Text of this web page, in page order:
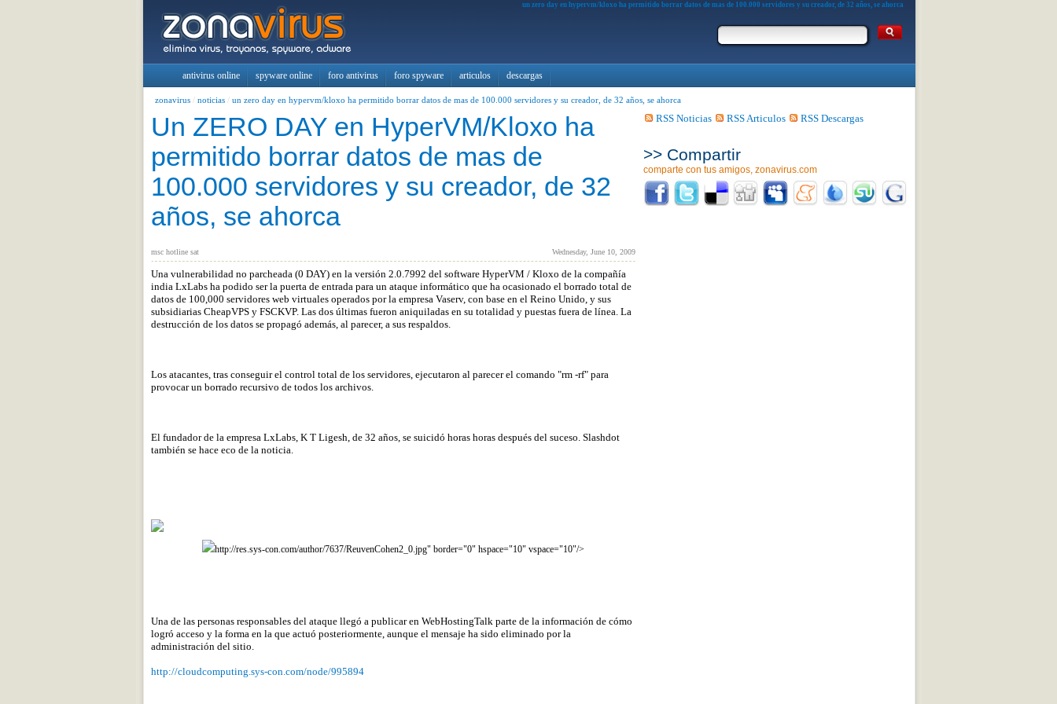
un zero day en hypervm/kloxo ha permitido borrar datos de mas de 100.000 servidores y su creador, de 32 años, se ahorca
antivirus online spyware online foro antivirus foro spyware articulos descargas
zonavirus/ noticias/ un zero day en hypervm/kloxo ha permitido borrar datos de mas de 100.000 servidores y su creador, de 32 años, se ahorca
Un ZERO DAY en HyperVM/Kloxo ha
permitido borrar datos de mas de
100.000 servidores y su creador, de 32
años, se ahorca
msc hotline sat Wednesday, June 10, 2009
Una vulnerabilidad no parcheada (0 DAY) en la versión 2.0.7992 del software HyperVM / Kloxo de la compañía
india LxLabs ha podido ser la puerta de entrada para un ataque informático que ha ocasionado el borrado total de
datos de 100,000 servidores web virtuales operados por la empresa Vaserv, con base en el Reino Unido, y sus
subsidiarias CheapVPS y FSCKVP. Las dos últimas fueron aniquiladas en su totalidad y puestas fuera de línea. La
destrucción de los datos se propagó además, al parecer, a sus respaldos.
Los atacantes, tras conseguir el control total de los servidores, ejecutaron al parecer el comando "rm -rf" para
provocar un borrado recursivo de todos los archivos.
El fundador de la empresa LxLabs, K T Ligesh, de 32 años, se suicidó horas horas después del suceso. Slashdot
también se hace eco de la noticia.
http://res.sys-con.com/author/7637/ReuvenCohen2_0.jpg" border="0" hspace="10" vspace="10"/>
Una de las personas responsables del ataque llegó a publicar en WebHostingTalk parte de la información de cómo
logró acceso y la forma en la que actuó posteriormente, aunque el mensaje ha sido eliminado por la
administración del sitio.
http://cloudcomputing.sys-con.com/node/995894
RSS Noticias RSS Articulos RSS Descargas
>> Compartir
comparte con tus amigos, zonavirus.com